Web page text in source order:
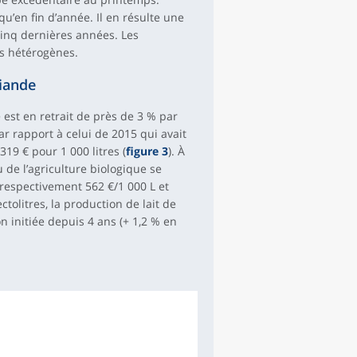
fin d’année. Il en résulte une
dernières années. Les
hétérogènes.
en retrait de près de 3 % par
rapport à celui de 2015 qui avait
€ pour 1 000 litres (figure 3). À
de l’agriculture biologique se
562 €/1 000 L et
la production de lait de
initiée depuis 4 ans (+ 1,2 % en